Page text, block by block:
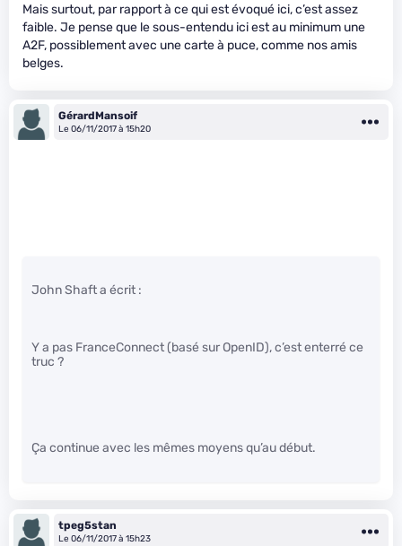
Mais surtout, par rapport à ce qui est évoqué ici, c’est assez
faible. Je pense que le sous-entendu ici est au minimum une
A2F, possiblement avec une carte à puce, comme nos amis
belges.
GérardMansoif
Le 06/11/2017 à 15h20
John Shaft a écrit :
Y a pas FranceConnect (basé sur OpenID), c’est enterré ce
truc ?
Ça continue avec les mêmes moyens qu’au début.
tpeg5stan
Le 06/11/2017 à 15h23